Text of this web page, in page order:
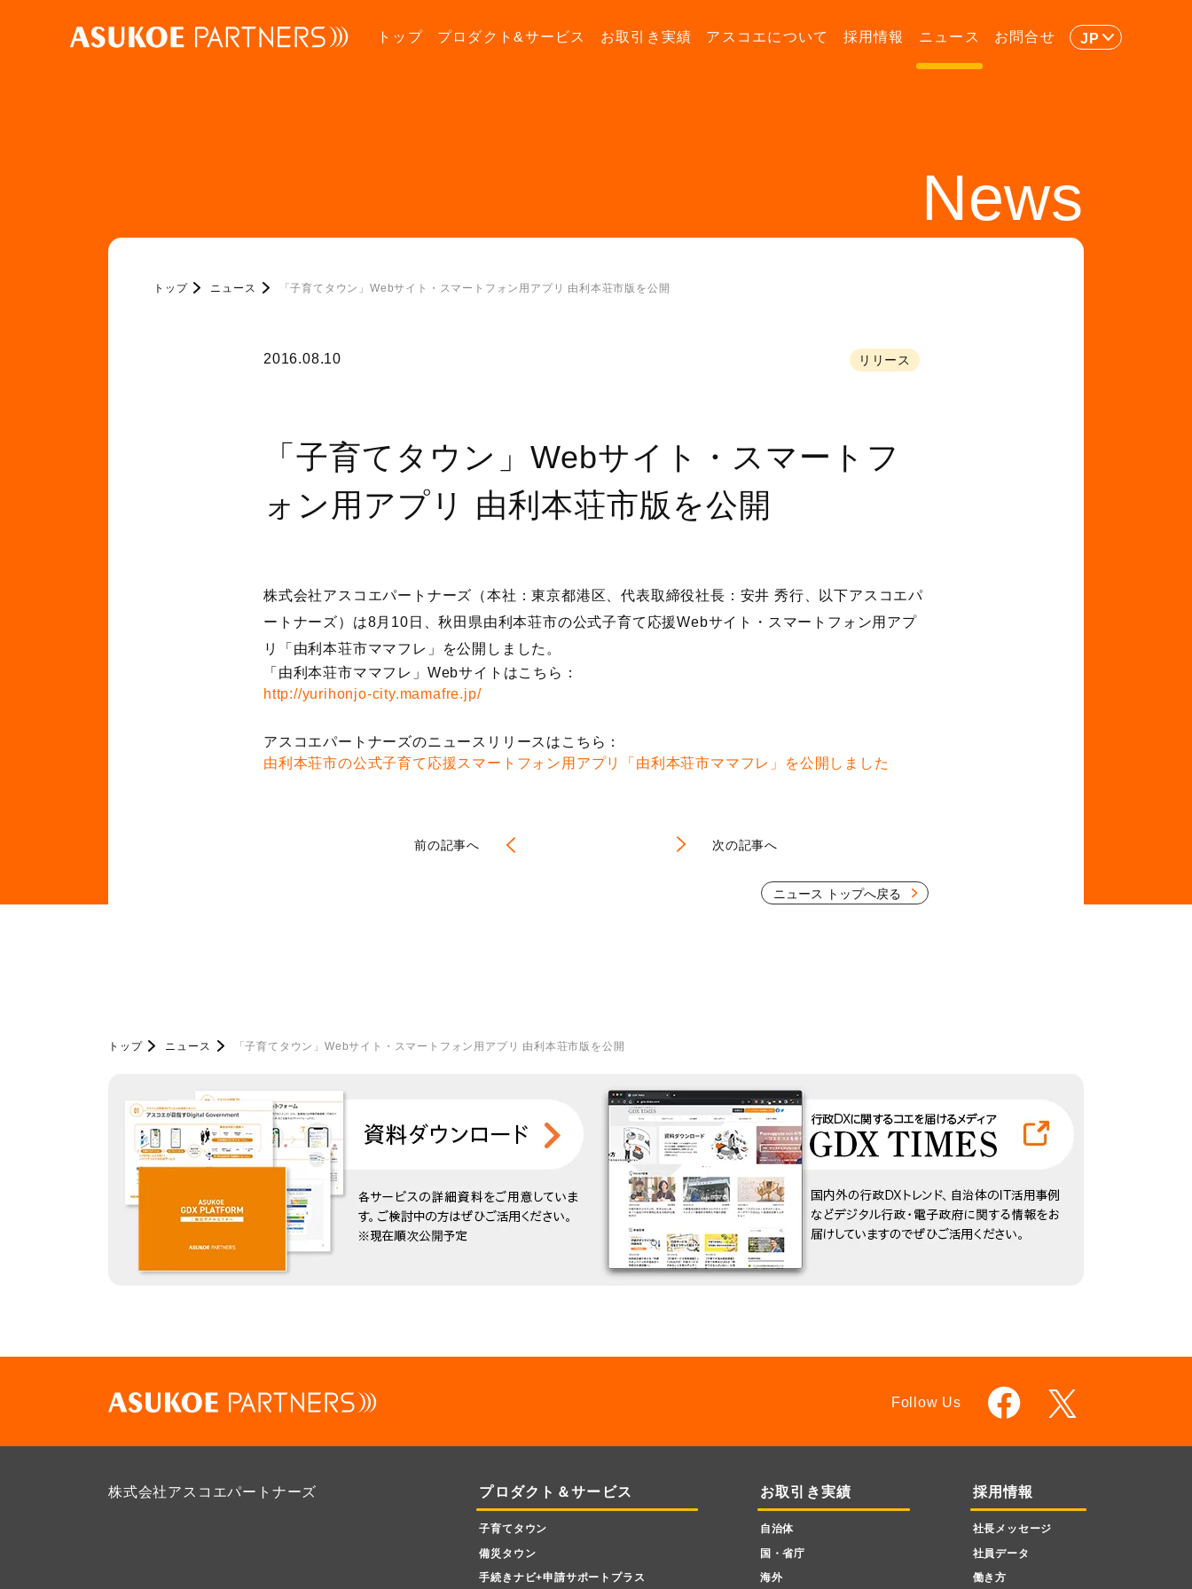
トップ プロダクト&サービス お取引き実績 アスコエについて 採用情報 ニュース お問合せ JP
News
トップ ニュース 「子育てタウン」Webサイト・スマートフォン用アプリ 由利本荘市版を公開
2016.08.10 リリース
「子育てタウン」Webサイト・スマートフ
ォン用アプリ 由利本荘市版を公開
株式会社アスコエパートナーズ（本社：東京都港区、代表取締役社長：安井 秀行、以下アスコエパ
ートナーズ）は8月10日、秋田県由利本荘市の公式子育て応援Webサイト・スマートフォン用アプ
リ「由利本荘市ママフレ」を公開しました。
「由利本荘市ママフレ」Webサイトはこちら：
http://yurihonjo-city.mamafre.jp/
アスコエパートナーズのニュースリリースはこちら：
由利本荘市の公式子育て応援スマートフォン用アプリ「由利本荘市ママフレ」を公開しました
前の記事へ 次の記事へ
ニュース トップへ戻る
トップ ニュース 「子育てタウン」Webサイト・スマートフォン用アプリ 由利本荘市版を公開
株式会社アスコエパートナーズ プロダクト＆サービス
子育てタウン
備災タウン
手続きナビ+申請サポートプラス
お取引き実績
自治体
国・省庁
海外
採用情報
社長メッセージ
社員データ
働き方
Follow Us